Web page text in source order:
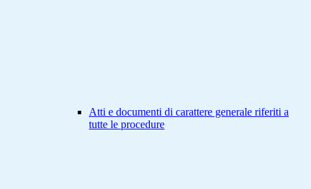
Atti e documenti di carattere generale riferiti a
tutte le procedure